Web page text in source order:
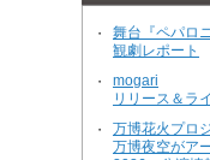
・
舞台『ペパロ
観劇レポート
・
mogari
リリース＆ラ
・
万博花火プロ
万博夜空がア